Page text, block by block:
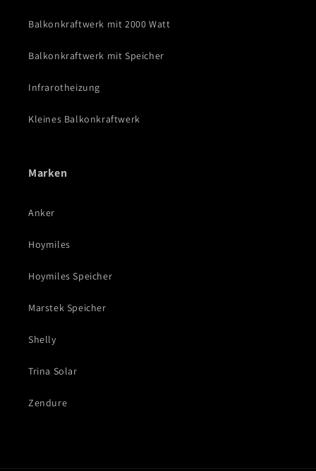
Balkonkraftwerk mit 2000 Watt
Balkonkraftwerk mit Speicher
Infrarotheizung
Kleines Balkonkraftwerk
Marken
Anker
Hoymiles
Hoymiles Speicher
Marstek Speicher
Shelly
Trina Solar
Zendure